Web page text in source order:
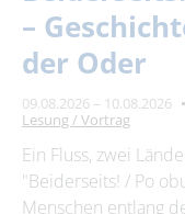
–
der Oder
09.08.2026 – 10.08.2026
Lesung / Vortrag
Ein Fluss, zwei
"Beiderseits! / Po
Menschen entlang